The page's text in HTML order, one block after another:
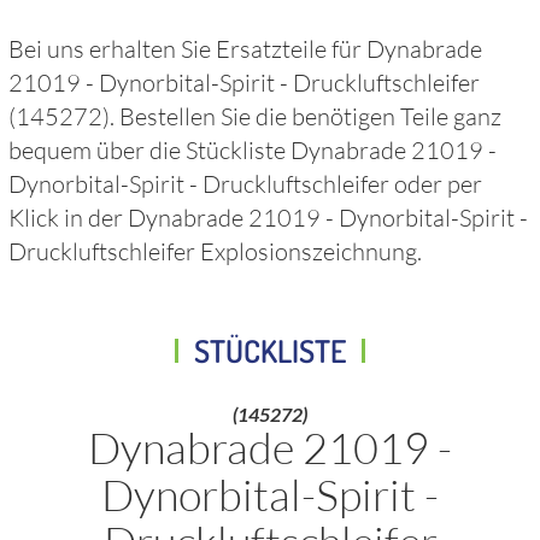
Bei uns erhalten Sie Ersatzteile für Dynabrade
21019 - Dynorbital-Spirit - Druckluftschleifer
(145272). Bestellen Sie die benötigen Teile ganz
bequem über die Stückliste Dynabrade 21019 -
Dynorbital-Spirit - Druckluftschleifer oder per
Klick in der Dynabrade 21019 - Dynorbital-Spirit -
Druckluftschleifer Explosionszeichnung.
STÜCKLISTE
(145272)
Dynabrade 21019 -
Dynorbital-Spirit -